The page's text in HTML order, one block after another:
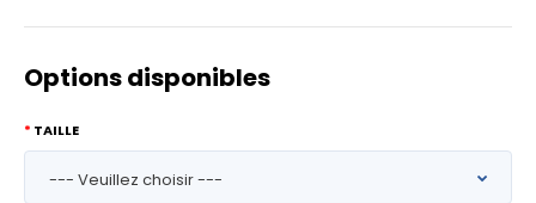
Options disponibles
TAILLE